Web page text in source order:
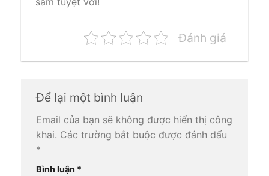
Đánh giá
Để lại một bình luận
Email của bạn sẽ không được hiển thị công
khai. Các trường bắt buộc được đánh dấu
*
Bình luận *